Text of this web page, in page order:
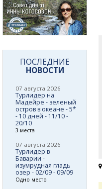
ПОСЛЕДНИЕ
НОВОСТИ
07 августа 2026
Турлидер на
Мадейре - зеленый
остров в океане - 5*
- 10 дней - 11/10 -
20/10
3 места
07 августа 2026
Турлидер в
Баварии -
изумрудная гладь
озер - 02/09 - 09/09
Одно место